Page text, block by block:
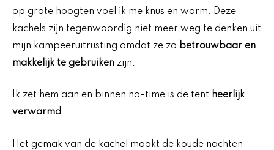
op grote hoogten voel ik me knus en warm. Deze
kachels zijn tegenwoordig niet meer weg te denken uit
mijn kampeeruitrusting omdat ze zo betrouwbaar en
makkelijk te gebruiken zijn.
Ik zet hem aan en binnen no-time is de tent heerlijk
verwarmd .
Het gemak van de kachel maakt de koude nachten